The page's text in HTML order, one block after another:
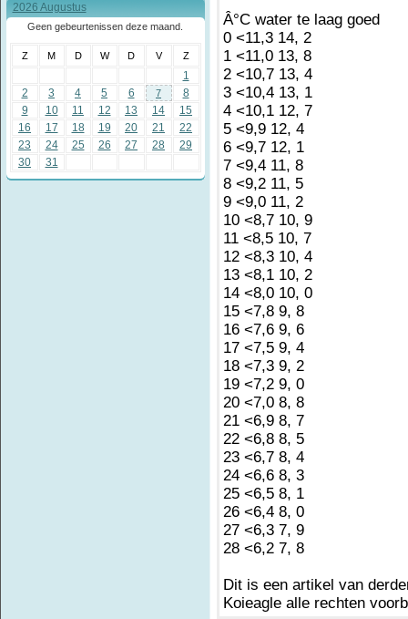
2026 Augustus
Geen gebeurtenissen deze maand.
Z M D W D V Z
1
2
3 4 5 6 7
8
9
10 11 12 13 14
15
16
17 18 19 20 21
22
23
24 25 26 27 28
29
30
31
Â°C water te laag goed
0 <11,3 14, 2
1 <11,0 13, 8
2 <10,7 13, 4
3 <10,4 13, 1
4 <10,1 12, 7
5 <9,9 12, 4
6 <9,7 12, 1
7 <9,4 11, 8
8 <9,2 11, 5
9 <9,0 11, 2
10 <8,7 10, 9
11 <8,5 10, 7
12 <8,3 10, 4
13 <8,1 10, 2
14 <8,0 10, 0
15 <7,8 9, 8
16 <7,6 9, 6
17 <7,5 9, 4
18 <7,3 9, 2
19 <7,2 9, 0
20 <7,0 8, 8
21 <6,9 8, 7
22 <6,8 8, 5
23 <6,7 8, 4
24 <6,6 8, 3
25 <6,5 8, 1
26 <6,4 8, 0
27 <6,3 7, 9
28 <6,2 7, 8
Dit is een artikel van
Koieagle alle rechten